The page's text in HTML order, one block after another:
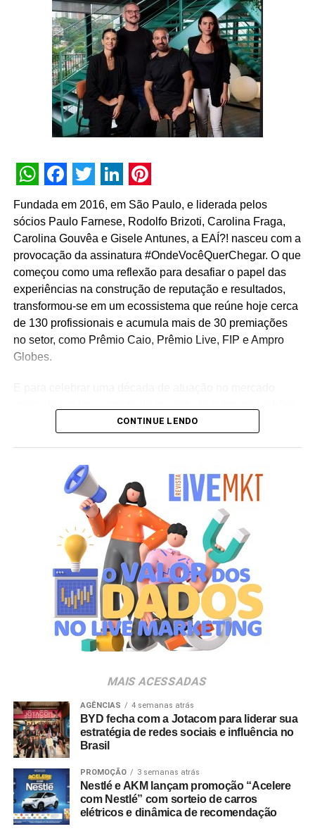
projeto”, declara Guil Salles, sócio da oito™.
WhatsApp
Facebook
Twitter
LinkedIn
Pinterest
Fundada em 2016, em São Paulo, e liderada pelos
sócios Paulo Farnese, Rodolfo Brizoti, Carolina Fraga,
Carolina Gouvêa e Gisele Antunes, a EAÍ?! nasceu com a
provocação da assinatura #OndeVocêQuerChegar. O que
começou como uma reflexão para desafiar o papel das
experiências na construção de reputação e resultados,
transformou-se em um ecossistema que reúne hoje cerca
de 130 profissionais e acumula mais de 30 premiações
no setor, como Prêmio Caio, Prêmio Live, FIP e Ampro
Globes.
do live marketing e da comunicação corporativa, a
iniciativa reflete a premissa de que cada projeto, mesmo
após uma década de consolidação no mercado,
permanece sendo uma oportunidade única para
desenhar o futuro e criar conexões memoráveis entre
marcas e pessoas.
Ao longo de 10 anos, a agência vem transformando essa
visão em prática, ampliando sua atuação em brand
experience, trade marketing, tecnologia, conteúdo e
inteligência de dados para gerar impacto real no
negócio. A celebração acompanha também o
amadurecimento de seu posicionamento institucional
uma evolução do DNA da agência.
“Construímos nossa trajetória com a crença de que
nenhuma experiência vale a pena sem conteúdo e
nenhum conteúdo é relevante sem gerar impacto real no
mundo físico ou digital. Durante esta década, nunca
deixamos de nos reinventar e entendemos que
experiência de marca é um motor de crescimento direto.
É essa evolução que traduzimos hoje como Business
CONTINUE LENDO
MAIS ACESSADAS
AGÊNCIAS 4 semanas atrás
BYD fecha com a Jotacom para liderar sua
estratégia de redes sociais e influência no
Brasil
PROMOÇÃO 3 semanas atrás
Nestlé e AKM lançam promoção “Acelere
com Nestlé” com sorteio de carros
elétricos e dinâmica de recomendação